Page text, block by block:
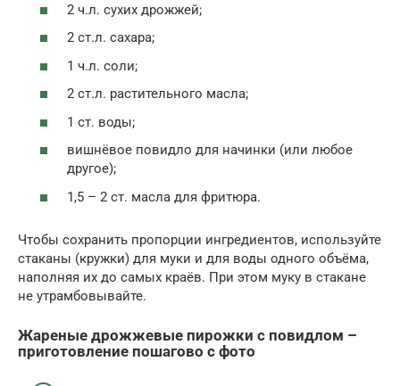
2 ч.л. сухих дрожжей;
2 ст.л. сахара;
1 ч.л. соли;
2 ст.л. растительного масла;
1 ст. воды;
вишнёвое повидло для начинки (или любое
другое);
1,5 – 2 ст. масла для фритюра.
Чтобы сохранить пропорции ингредиентов, используйте
стаканы (кружки) для муки и для воды одного объёма,
наполняя их до самых краёв. При этом муку в стакане
не утрамбовывайте.
Жареные дрожжевые пирожки с повидлом –
приготовление пошагово с фото